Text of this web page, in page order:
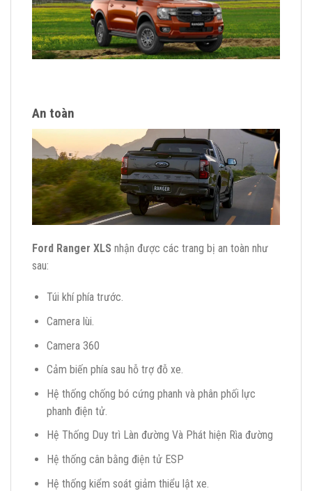
An toàn
Ford Ranger XLS nhận được các trang bị an toàn như
sau:
Túi khí phía trước.
Camera lùi.
Camera 360
Cảm biến phía sau hỗ trợ đỗ xe.
Hệ thống chống bó cứng phanh và phân phối lực
phanh điện tử.
Hệ Thống Duy trì Làn đường Và Phát hiện Rìa đường
Hệ thống cân bằng điện tử ESP
Hệ thống kiểm soát giảm thiểu lật xe.